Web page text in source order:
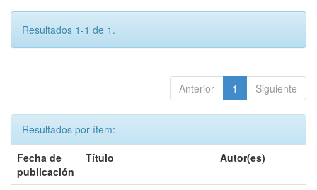
Resultados 1-1 de 1.
Anterior 1 Siguiente
Resultados por ítem:
Fecha de
publicación
Título Autor(es)